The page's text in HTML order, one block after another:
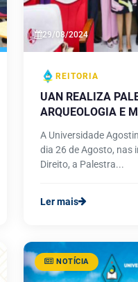
29/08/2024
REITORIA
UAN REALIZA
ARQUEOLOGIA E
A Universidade
dia 26 de Agosto, nas
Direito, a Palestra...
Ler mais
NOTÍCIA